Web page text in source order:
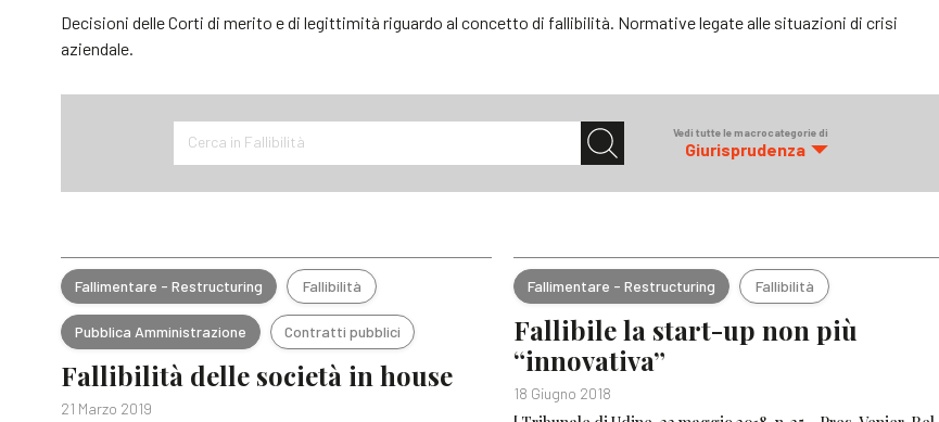
Decisioni delle Corti di merito e di legittimità riguardo al concetto di fallibilità. Normative legate alle situazioni di crisi
aziendale.
Cerca in Fallibilità Vedi tutte le macrocategorie di
Giurisprudenza
Fallimentare - Restructuring Fallibilità
Pubblica Amministrazione Contratti pubblici
Fallibilità delle società in house
21 Marzo 2019
Fallimentare - Restructuring Fallibilità
Fallibile la start-up non più
“innovativa”
18 Giugno 2018